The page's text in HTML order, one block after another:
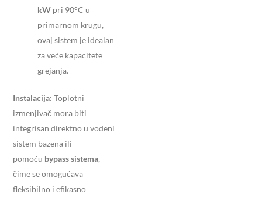
kW pri 90°C u
primarnom krugu,
ovaj sistem je idealan
za veće kapacitete
grejanja.
Instalacija: Toplotni
izmenjivač mora biti
integrisan direktno u vodeni
sistem bazena ili
pomoću bypass sistema,
čime se omogućava
fleksibilno i efikasno